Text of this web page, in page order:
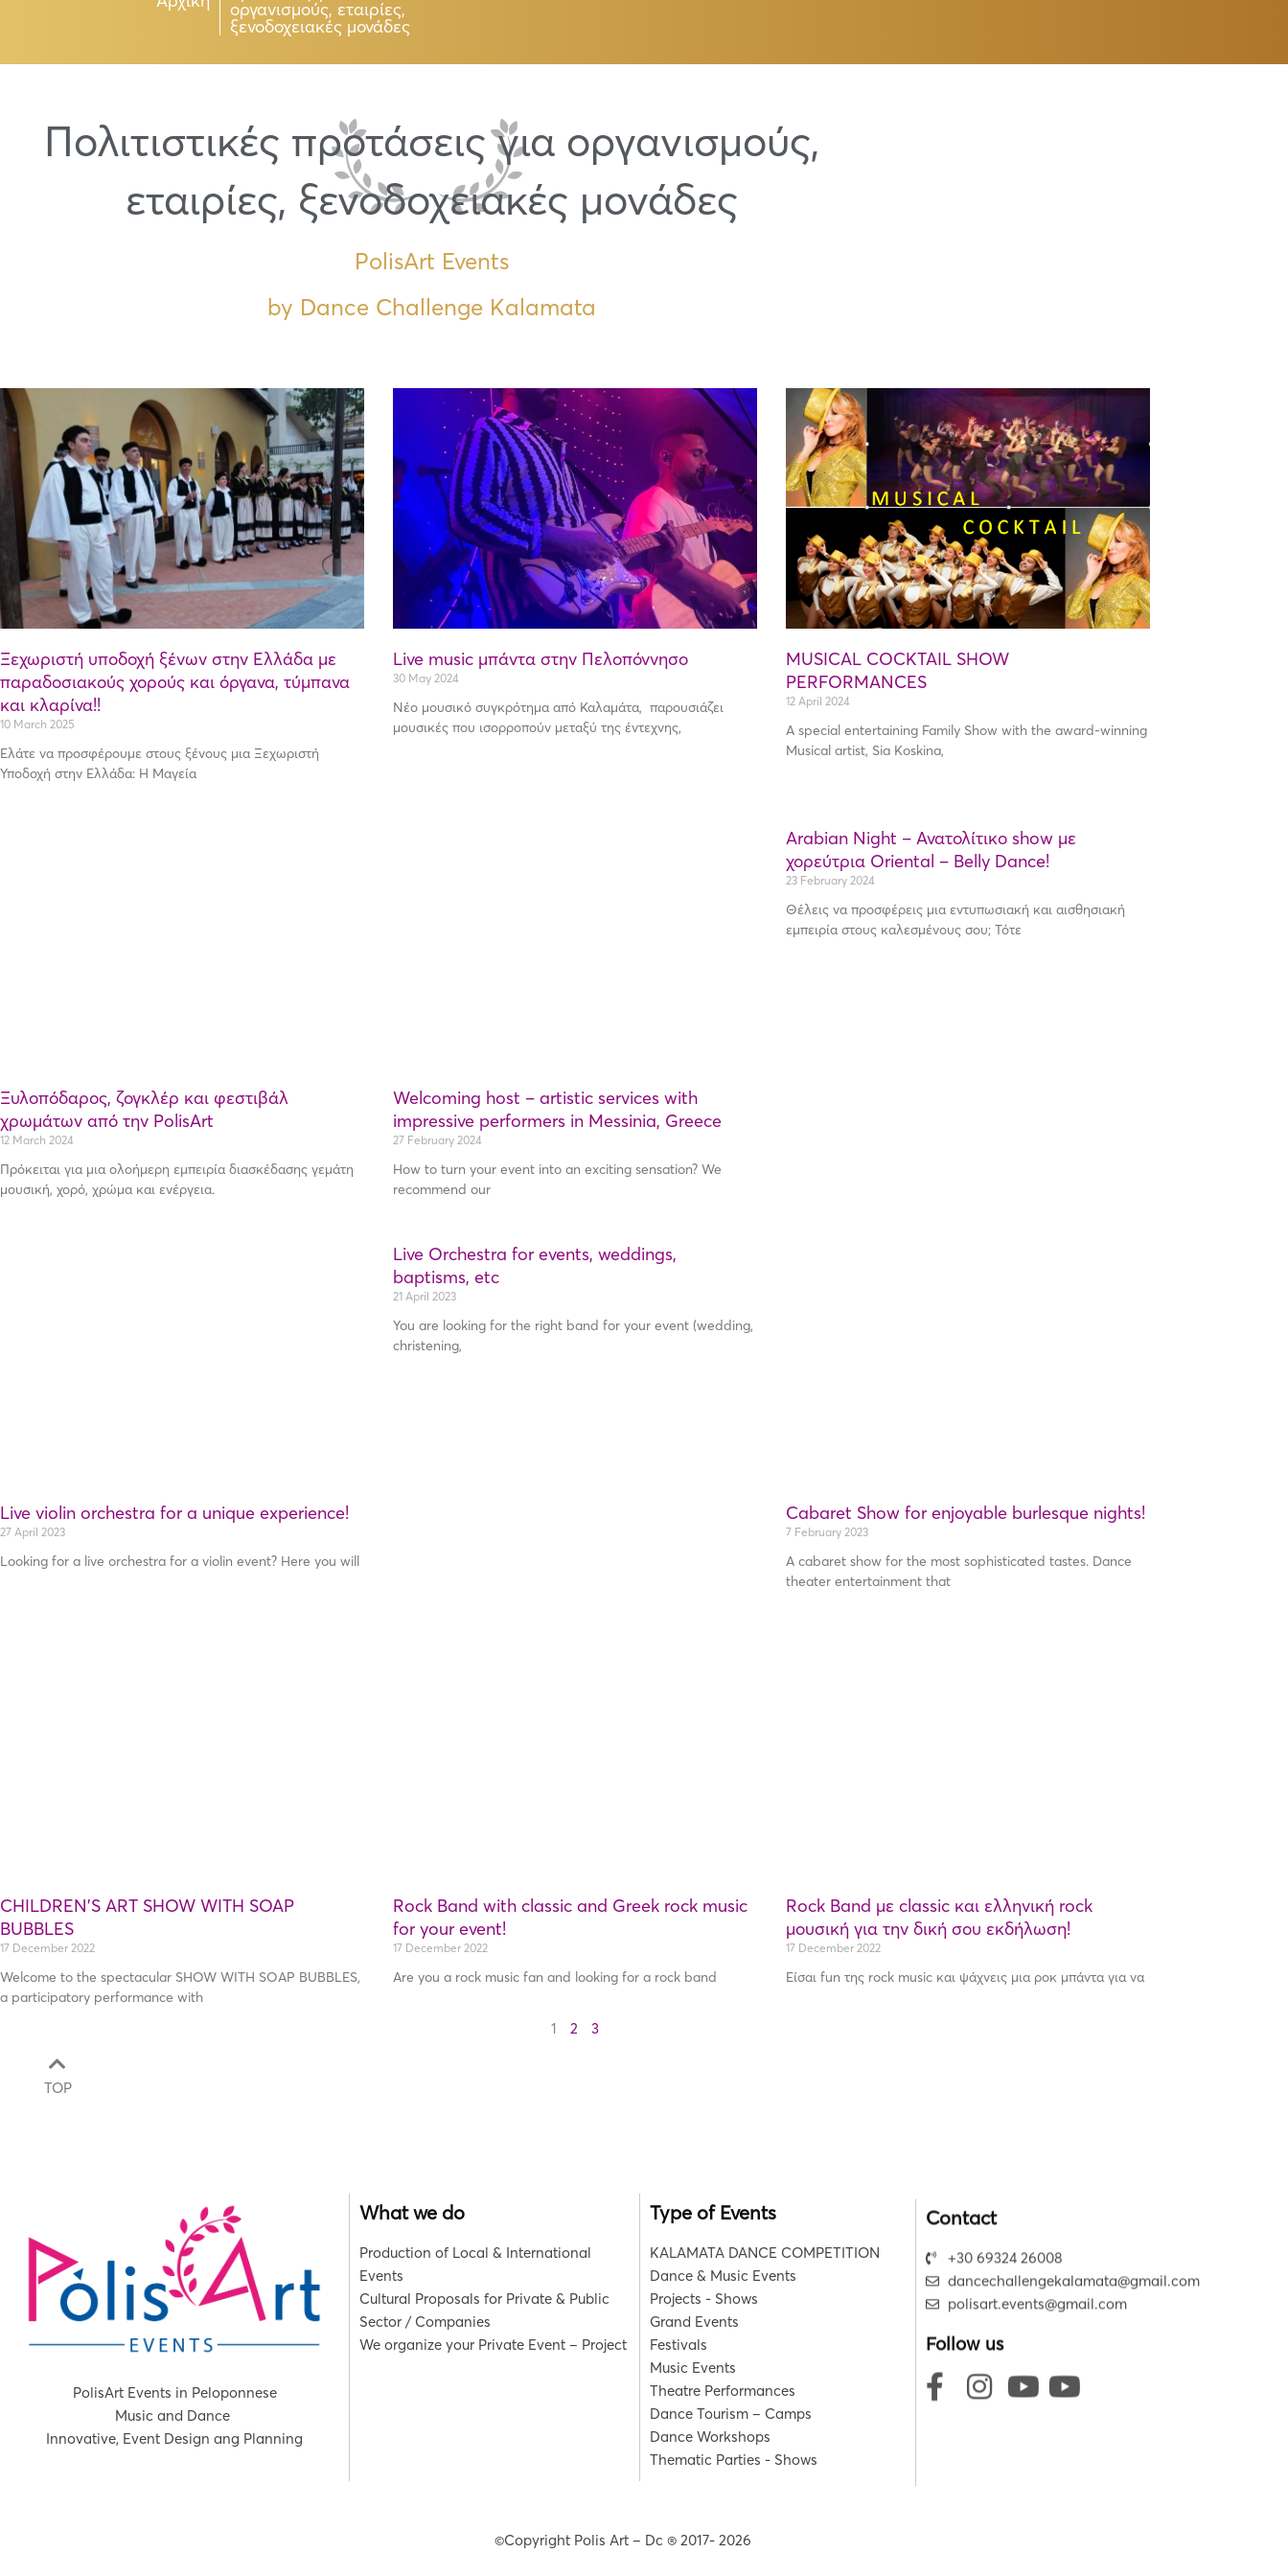
οργανισμούς, εταιρίες,
ξενοδοχειακές μονάδες
Πολιτιστικές προτάσεις για οργανισμούς,
εταιρίες, ξενοδοχειακές μονάδες
PolisArt Events
by Dance Challenge Kalamata
Ξεχωριστή υποδοχή ξένων στην Ελλάδα με
παραδοσιακούς χορούς και όργανα, τύμπανα
και κλαρίνα!!
10 March 2025
Ελάτε να προσφέρουμε στους ξένους μια Ξεχωριστή
Υποδοχή στην Ελλάδα: Η Μαγεία
Live music μπάντα στην Πελοπόννησο
30 May 2024
Νέο μουσικό συγκρότημα από Καλαμάτα, παρουσιάζει
μουσικές που ισορροπούν μεταξύ της έντεχνης,
MUSICAL COCKTAIL SHOW
PERFORMANCES
12 April 2024
A special entertaining Family Show with the award-winning
Musical artist, Sia Koskina,
Ξυλοπόδαρος, ζογκλέρ και φεστιβάλ
χρωμάτων από την PolisArt
12 March 2024
Πρόκειται για μια ολοήμερη εμπειρία διασκέδασης γεμάτη
μουσική, χορό, χρώμα και ενέργεια.
Welcoming host – artistic services with
impressive performers in Messinia, Greece
27 February 2024
How to turn your event into an exciting sensation? We
recommend our
Arabian Night – Ανατολίτικο show με
χορεύτρια Oriental – Belly Dance!
23 February 2024
Θέλεις να προσφέρεις μια εντυπωσιακή και αισθησιακή
εμπειρία στους καλεσμένους σου; Τότε
Live violin orchestra for a unique experience!
27 April 2023
Looking for a live orchestra for a violin event? Here you will
Live Orchestra for events, weddings,
baptisms, etc
21 April 2023
You are looking for the right band for your event (wedding,
christening,
Cabaret Show for enjoyable burlesque nights!
7 February 2023
A cabaret show for the most sophisticated tastes. Dance
theater entertainment that
CHILDREN’S ART SHOW WITH SOAP
BUBBLES
17 December 2022
Welcome to the spectacular SHOW WITH SOAP BUBBLES,
a participatory performance with
Rock Band with classic and Greek rock music
for your event!
17 December 2022
Are you a rock music fan and looking for a rock band
Rock Band με classic και ελληνική rock
μουσική για την δική σου εκδήλωση!
17 December 2022
Είσαι fun της rock music και ψάχνεις μια ροκ μπάντα για να
Page
1
Page
2
Page
3
TOP
PolisArt Events in Peloponnese
Music and Dance
Innovative, Event Design ang Planning
What we do
Production of Local & International
Events
Cultural Proposals for Private & Public
Sector / Companies
We organize your Private Event – Project
Type of Events
KALAMATA DANCE COMPETITION
Dance & Music Events
Projects - Shows
Grand Events
Festivals
Music Events
Theatre Performances
Dance Tourism – Camps
Dance Workshops
Thematic Parties - Shows
Contact
+30 69324 26008
dancechallengekalamata@gmail.com
polisart.events@gmail.com
Follow us
©Copyright Polis Art – Dc ® 2017- 2026